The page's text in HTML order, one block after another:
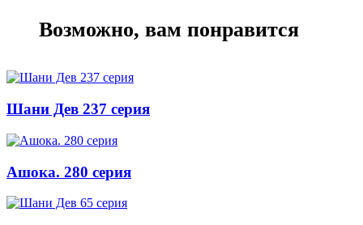
Возможно, вам понравится
Шани Дев 237 серия
Ашока. 280 серия